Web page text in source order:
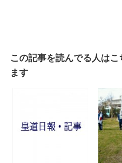
この記事を読んでる人は
ます